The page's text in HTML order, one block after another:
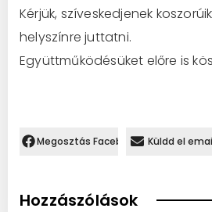
Kérjük, szíveskedjenek
helyszínre juttatni.
Együttműködésüket előre is
Megosztás Facebookon.Küldd el
Hozzászólások